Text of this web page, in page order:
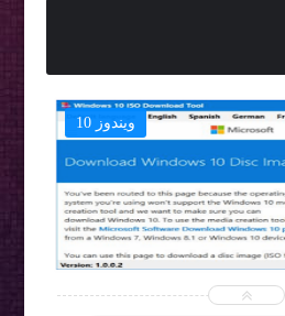
ويندوز 10